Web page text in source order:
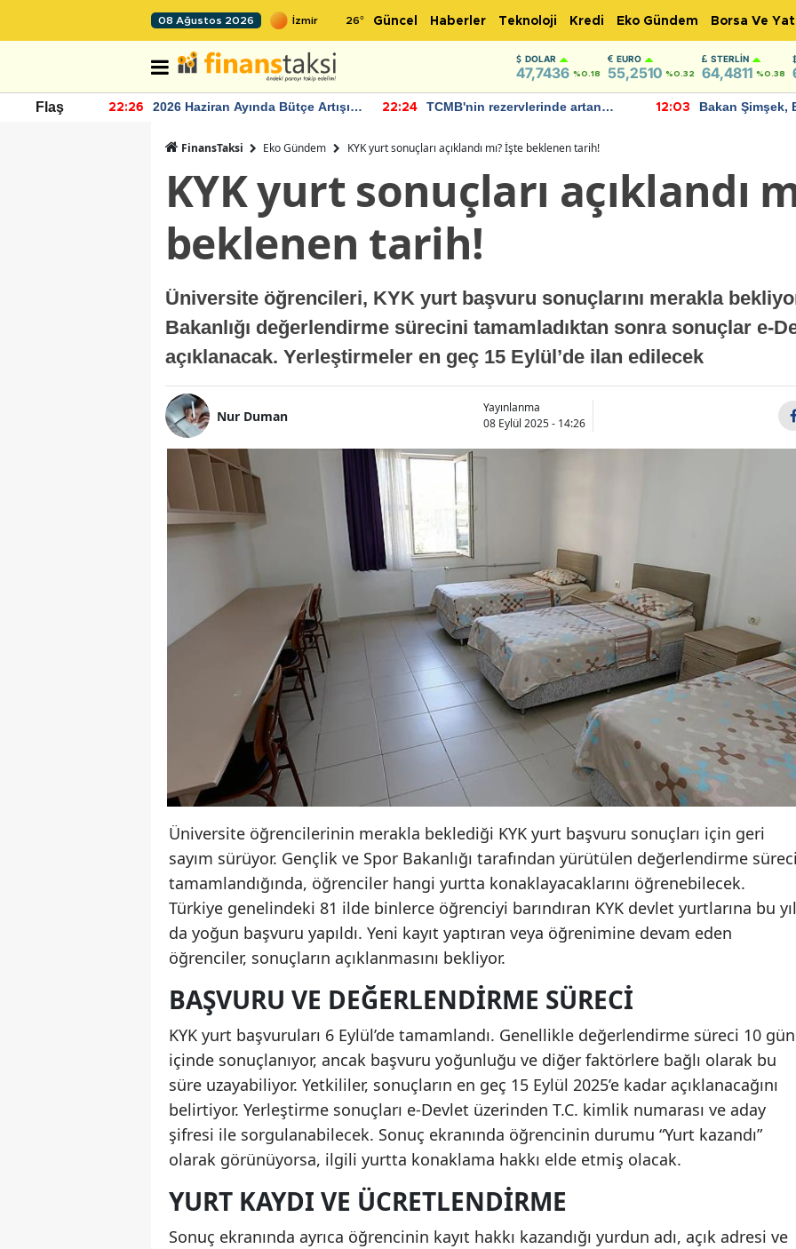
08 Ağustos 2026 26° Güncel Haberler Teknoloji Kredi Eko Gündem Borsa Ve
DOLAR
47,7436 %0.18
EURO
55,2510 %0.32
STERLIN
64,4811 %0.38
Flaş 22:26
2026 Haziran Ayında Bütçe Artışı
22:24
TCMB'nin rezervlerinde artan
12:03
Bakan Şimşek,
FinansTaksi Eko Gündem KYK yurt sonuçları açıklandı mı? İşte beklenen tarih!
KYK yurt sonuçları açıklandı
beklenen tarih!
Üniversite öğrencileri, KYK yurt başvuru sonuçlarını merakla
Bakanlığı değerlendirme sürecini tamamladıktan sonra sonuçlar e-
açıklanacak. Yerleştirmeler en geç 15 Eylül’de ilan edilecek
Nur Duman
Yayınlanma
08 Eylül 2025 - 14:26
Üniversite öğrencilerinin merakla beklediği KYK yurt başvuru sonuçları için geri
sayım sürüyor. Gençlik ve Spor Bakanlığı tarafından yürütülen değerlendirme
tamamlandığında, öğrenciler hangi yurtta konaklayacaklarını öğrenebilecek.
Türkiye genelindeki 81 ilde binlerce öğrenciyi barındıran KYK devlet yurtlarına bu yıl
da yoğun başvuru yapıldı. Yeni kayıt yaptıran veya öğrenimine devam eden
öğrenciler, sonuçların açıklanmasını bekliyor.
BAŞVURU VE DEĞERLENDIRME SÜRECI
KYK yurt başvuruları 6 Eylül’de tamamlandı. Genellikle değerlendirme süreci 10 gün
içinde sonuçlanıyor, ancak başvuru yoğunluğu ve diğer faktörlere bağlı olarak bu
süre uzayabiliyor. Yetkililer, sonuçların en geç 15 Eylül 2025’e kadar açıklanacağını
belirtiyor. Yerleştirme sonuçları e-Devlet üzerinden T.C. kimlik numarası ve aday
şifresi ile sorgulanabilecek. Sonuç ekranında öğrencinin durumu “Yurt kazandı”
olarak görünüyorsa, ilgili yurtta konaklama hakkı elde etmiş olacak.
YURT KAYDI VE ÜCRETLENDIRME
Sonuç ekranında ayrıca öğrencinin kayıt hakkı kazandığı yurdun adı, açık adresi ve